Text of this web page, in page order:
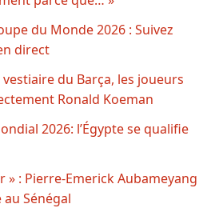
du Monde 2026 : Suivez
direct
du Barça, les joueurs
Ronald Koeman
2026: l’Égypte se qualifie
» : Pierre-Emerick Aubameyang
Sénégal